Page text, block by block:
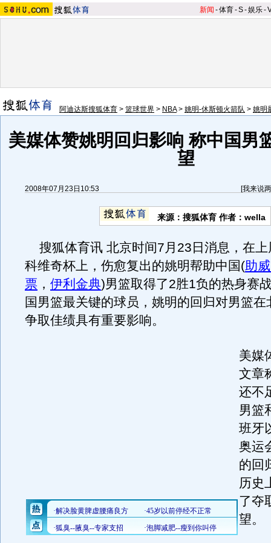
新闻 -体育-S-娱乐-
阿迪达斯搜狐体育 > 篮球世界 > NBA> 姚明-休斯顿火箭队 > 姚明
美媒体赞姚明回归影响 称中国男
望
2008年07月23日10:53 [我来说
来源：搜狐体育 作者：wella
搜狐体育讯 北京时间7月23日消息，在上
科维奇杯上，伤愈复出的姚明帮助中国(助
票 ， 伊利金典)男篮取得了2胜1负的热身赛
国男篮最关键的球员，姚明的回归对男篮在
争取佳绩具有重要影响。
美媒
文章
还不
男篮
班牙
奥运
的回
历史
了夺
望。